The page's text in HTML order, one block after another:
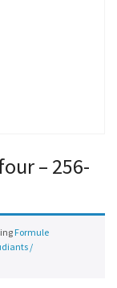
– 256-
Formule
/